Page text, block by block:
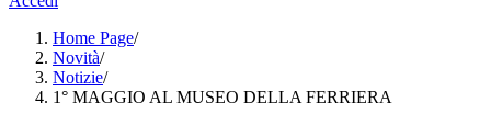
Home Page/
Novità/
Notizie/
1° MAGGIO AL MUSEO DELLA FERRIERA